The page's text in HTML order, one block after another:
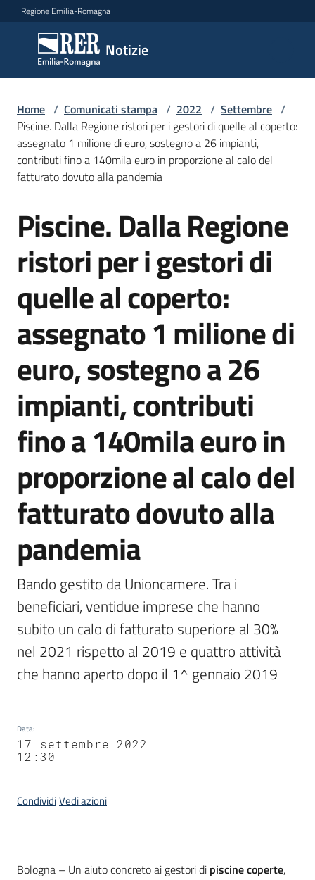
Vai al contenuto
Vai alla navigazione
Vai al footer
Regione Emilia-Romagna
Notizie
Notizie
Comunicati
stampa
Menu selezionato
Cerca
un
Risorse
Agenzia
di
e
comunicazione
Seguici
su
Home / Comunicati stampa / 2022 / Settembre /
Piscine. Dalla Regione ristori per i gestori di quelle al coperto:
assegnato 1 milione di euro, sostegno a 26 impianti,
contributi fino a 140mila euro in proporzione al calo del
fatturato dovuto alla pandemia
Salta al contenuto
Piscine. Dalla Regione
ristori per i gestori di
quelle al coperto:
assegnato 1 milione di
euro, sostegno a 26
impianti, contributi
fino a 140mila euro in
proporzione al calo del
fatturato dovuto alla
pandemia
Bando gestito da Unioncamere. Tra i
beneficiari, ventidue imprese che hanno
subito un calo di fatturato superiore al 30%
nel 2021 rispetto al 2019 e quattro attività
che hanno aperto dopo il 1^ gennaio 2019
Data:
17 settembre 2022
12:30
CondividiVedi azioni
Contenuto
Bologna – Un aiuto concreto ai gestori di piscine coperte,